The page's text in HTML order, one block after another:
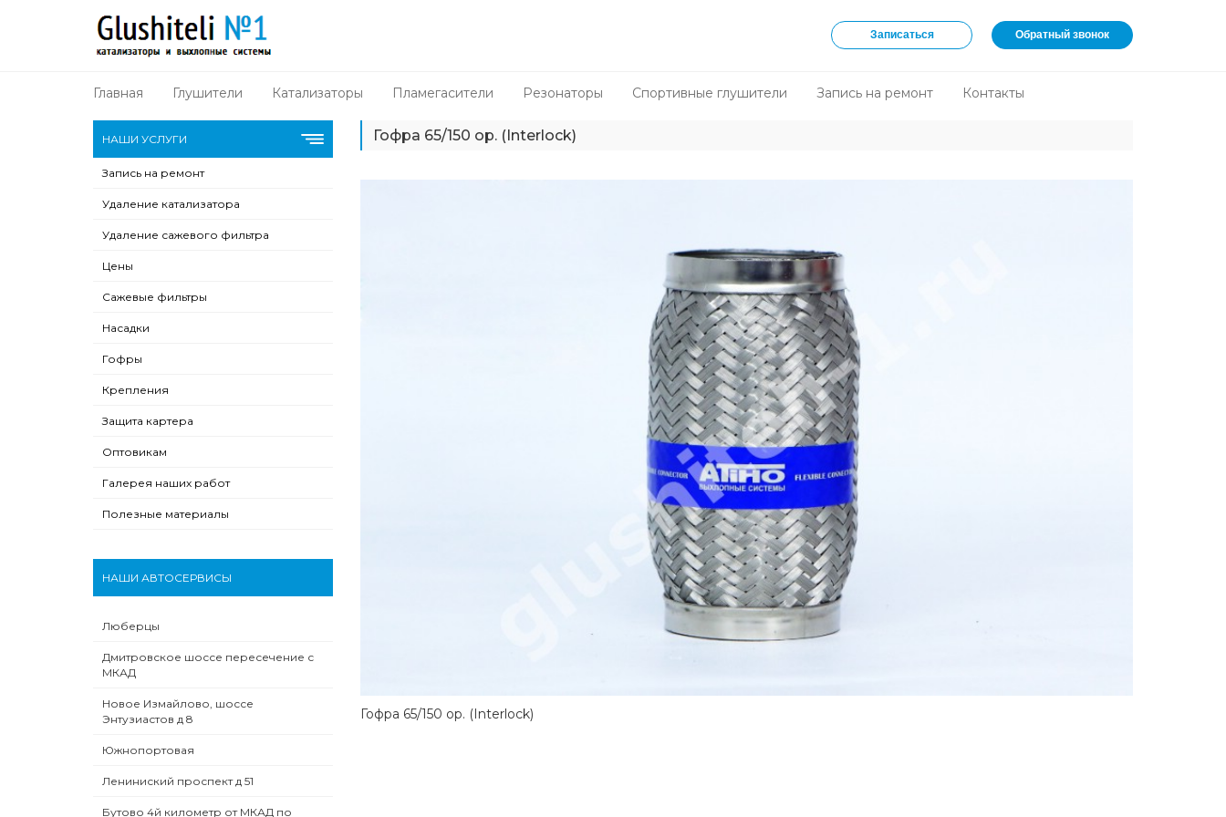
Записаться Обратный звонок
Главная Глушители Катализаторы Пламегасители Резонаторы Спортивные глушители Запись на ремонт Контакты
НАШИ УСЛУГИ
Запись на ремонт
Удаление катализатора
Удаление сажевого фильтра
Цены
Сажевые фильтры
Насадки
Гофры
Крепления
Защита картера
Оптовикам
Галерея наших работ
Полезные материалы
НАШИ АВТОСЕРВИСЫ
Люберцы
Дмитровское шоссе пересечение с
МКАД
Новое Измайлово, шоссе
Энтузиастов д 8
Южнопортовая
Лениниский проспект д 51
Бутово 4й километр от МКАД по
Гофра 65/150 ор. (Interlock)
Гофра 65/150 ор. (Interlock)